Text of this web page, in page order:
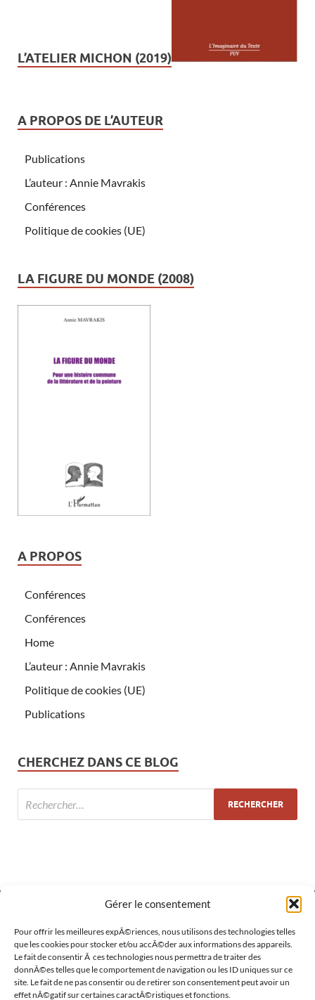
Gérer le consentement
Pour offrir les meilleures expÃ©riences, nous utilisons des technologies telles
que les cookies pour stocker et/ou accÃ©der aux informations des appareils.
Le fait de consentir Ã ces technologies nous permettra de traiter des
donnÃ©es telles que le comportement de navigation ou les ID uniques sur ce
site. Le fait de ne pas consentir ou de retirer son consentement peut avoir un
effet nÃ©gatif sur certaines caractÃ©ristiques et fonctions.
L’ATELIER MICHON (2019)
A PROPOS DE L’AUTEUR
Publications
L’auteur : Annie Mavrakis
Conférences
Politique de cookies (UE)
LA FIGURE DU MONDE (2008)
A PROPOS
Conférences
Conférences
Home
L’auteur : Annie Mavrakis
Politique de cookies (UE)
Publications
CHERCHEZ DANS CE BLOG
MÉTA
Connexion
Flux des publications